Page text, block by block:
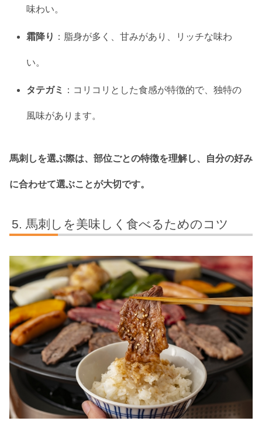
味わい。
霜降り ：脂身が多く、甘みがあり、リッチな味わ
い。
タテガミ ：コリコリとした食感が特徴的で、独特の
風味があります。
馬刺しを選ぶ際は、部位ごとの特徴を理解し、自分の好み
に合わせて選ぶことが大切です。
馬刺しを美味しく食べるためのコツ